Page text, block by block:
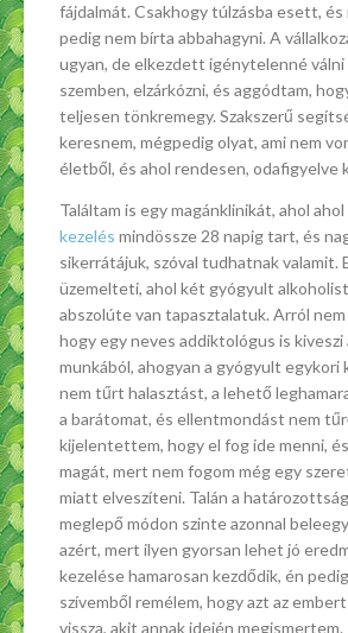
fájdalmát. Csakhogy túlzásba esett,
pedig nem bírta abbahagyni. A
ugyan, de elkezdett igénytelenné válni
szemben, elzárkózni, és aggódtam,
teljesen tönkremegy. Szakszerű
keresnem, mégpedig olyat, ami nem
életből, és ahol rendesen, odafigyelve
Találtam is egy magánklinikát, ahol ahol
kezelés mindössze 28 napig tart, és
sikerrátájuk, szóval tudhatnak valamit.
üzemelteti, ahol két gyógyult
abszolúte van tapasztalatuk. Arról nem
hogy egy neves addiktológus is kiveszi
munkából, ahogyan a gyógyult egykori
nem tűrt halasztást, a lehető
a barátomat, és ellentmondást nem
kijelentettem, hogy el fog ide menni,
magát, mert nem fogom még egy
miatt elveszíteni. Talán a
meglepő módon szinte azonnal
azért, mert ilyen gyorsan lehet jó
kezelése hamarosan kezdődik, én
szívemből remélem, hogy azt az
vissza, akit annak idején megismertem.